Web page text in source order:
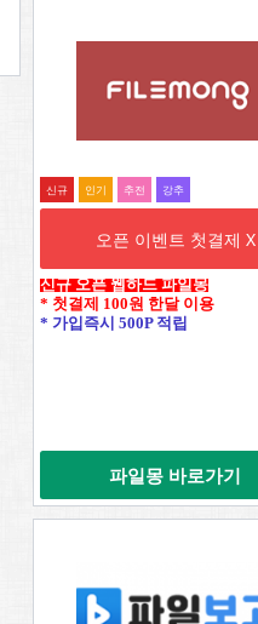
신규 인기 추전 강추
오픈 이벤트 첫결제 X
신규 오픈 웹하드 파일몽
* 첫결제 100원 한달 이용
* 가입즉시 500P 적립
파일몽 바로가기